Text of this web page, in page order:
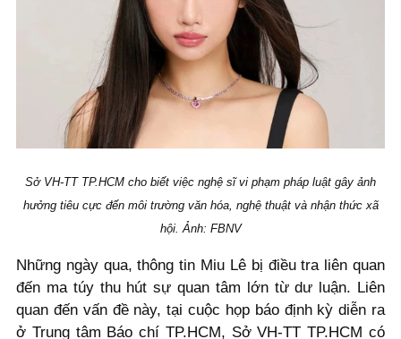
Sở VH-TT TP.HCM cho biết việc nghệ sĩ vi phạm pháp luật gây ảnh
hưởng tiêu cực đến môi trường văn hóa, nghệ thuật và nhận thức xã
hội. Ảnh: FBNV
Những ngày qua, thông tin Miu Lê bị điều tra liên quan
đến ma túy thu hút sự quan tâm lớn từ dư luận. Liên
quan đến vấn đề này, tại cuộc họp báo định kỳ diễn ra
ở Trung tâm Báo chí TP.HCM, Sở VH-TT TP.HCM có